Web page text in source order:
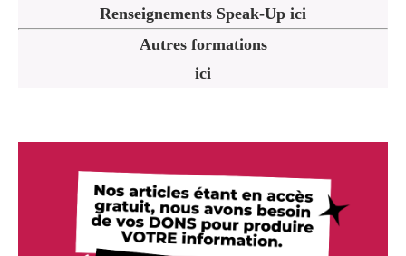
Renseignements Speak-Up ici
Autres formations
ici